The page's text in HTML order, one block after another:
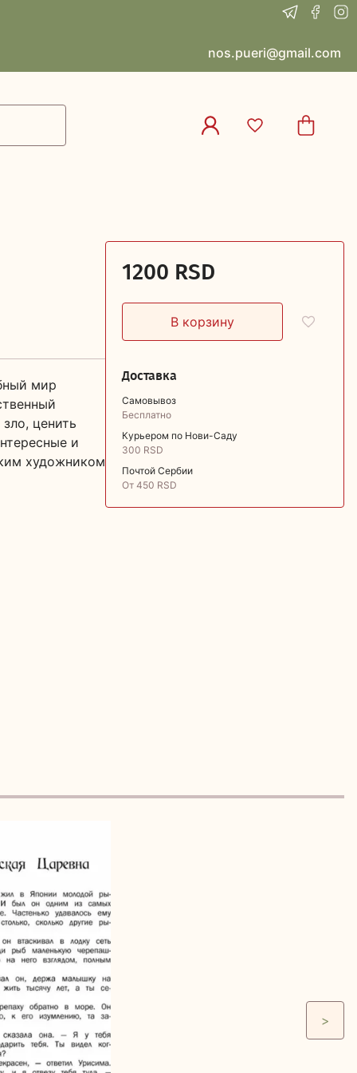
nos.pueri@gmail.com
мир
ценить
и
художником
1200 RSD
Доставка
Самовывоз
Бесплатно
Курьером по Нови-Саду
300 RSD
Почтой Сербии
От 450 RSD